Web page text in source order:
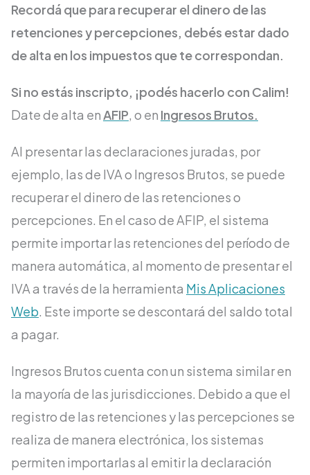
Recordá que para recuperar el dinero de las
retenciones y percepciones, debés estar dado
de alta en los impuestos que te correspondan.
Si no estás inscripto, ¡podés hacerlo con Calim!
Date de alta enAFIP, o en Ingresos Brutos.
Al presentar las declaraciones juradas, por
ejemplo, las de IVA o Ingresos Brutos, se puede
recuperar el dinero de las retenciones o
percepciones. En el caso de AFIP, el sistema
permite importar las retenciones del período de
manera automática, al momento de presentar el
IVA a través de la herramienta Mis Aplicaciones
Web. Este importe se descontará del saldo total
a pagar.
Ingresos Brutos cuenta con un sistema similar en
la mayoría de las jurisdicciones. Debido a que el
registro de las retenciones y las percepciones se
realiza de manera electrónica, los sistemas
permiten importarlas al emitir la declaración